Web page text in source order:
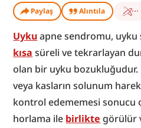
Paylaş Alıntıla
Uyku
kısa süreli ve tekrarlayan
olan bir uyku bozukluğudur.
veya kasların solunum
kontrol edememesi sonucu
horlama ile birlikte görülür